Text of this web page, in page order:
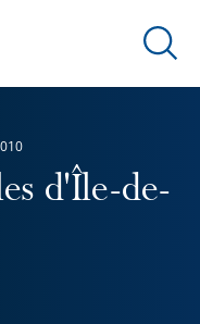
Ouvrir
d'Île-de-